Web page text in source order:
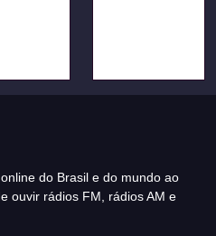
do Brasil e do mundo ao
ouvir rádios FM, rádios AM e